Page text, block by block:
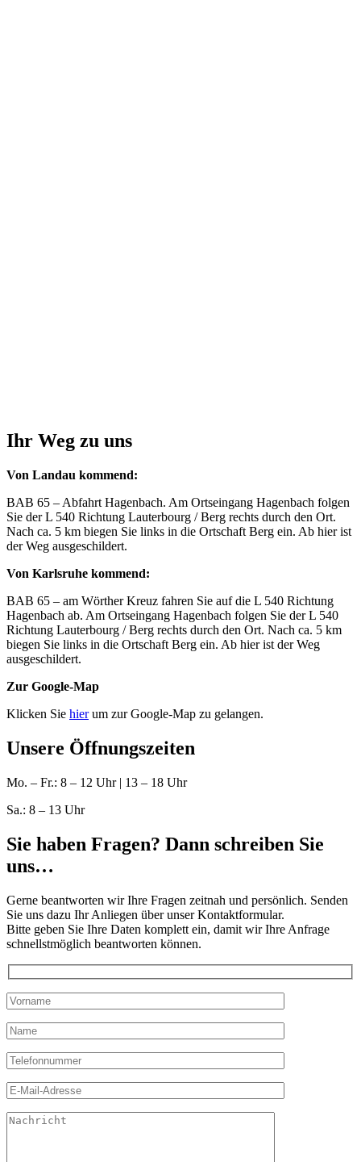
Ihr Weg zu uns
Von Landau kommend:
BAB 65 – Abfahrt Hagenbach. Am Ortseingang Hagenbach folgen
Sie der L 540 Richtung Lauterbourg / Berg rechts durch den Ort.
Nach ca. 5 km biegen Sie links in die Ortschaft Berg ein. Ab hier ist
der Weg ausgeschildert.
Von Karlsruhe kommend:
BAB 65 – am Wörther Kreuz fahren Sie auf die L 540 Richtung
Hagenbach ab. Am Ortseingang Hagenbach folgen Sie der L 540
Richtung Lauterbourg / Berg rechts durch den Ort. Nach ca. 5 km
biegen Sie links in die Ortschaft Berg ein. Ab hier ist der Weg
ausgeschildert.
Zur Google-Map
Klicken Sie hierum zur Google-Map zu gelangen.
Unsere Öffnungszeiten
Mo. – Fr.: 8 – 12 Uhr | 13 – 18 Uhr
Sa.: 8 – 13 Uhr
Sie haben Fragen? Dann schreiben Sie
uns…
Gerne beantworten wir Ihre Fragen zeitnah und persönlich. Senden
Sie uns dazu Ihr Anliegen über unser Kontaktformular.
Bitte geben Sie Ihre Daten komplett ein, damit wir Ihre Anfrage
schnellstmöglich beantworten können.
Bitte lasse dieses Feld leer.
Bitte lasse dieses Feld leer.
Bitte lasse dieses Feld leer.
Bitte lasse dieses Feld leer.